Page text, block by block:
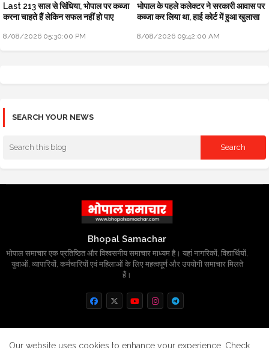
Last 213 साल से सिंधिया, भोपाल पर कब्जा
करना चाहते हैं लेकिन सफल नहीं हो पाए
8/08/2026 05:30:00 PM
भोपाल के पहले कलेक्टर ने सरकारी आवास पर
कब्जा कर लिया था, हाई कोर्ट में हुआ खुलासा
8/08/2026 09:42:00 AM
SEARCH YOUR NEWS
Bhopal Samachar
भोपाल समाचार एक प्रतिष्ठित और विश्वसनीय समाचार माध्यम है। यहां नागरिकों, विद्यार्थियों,
युवाओं, व्यापारियों, कर्मचारियों एवं महिलाओं के लिए महत्वपूर्ण और उपयोगी समाचार मिलते
हैं।
Home About Contact us Privacy Policy
Our website uses cookies to enhance your experience. Check